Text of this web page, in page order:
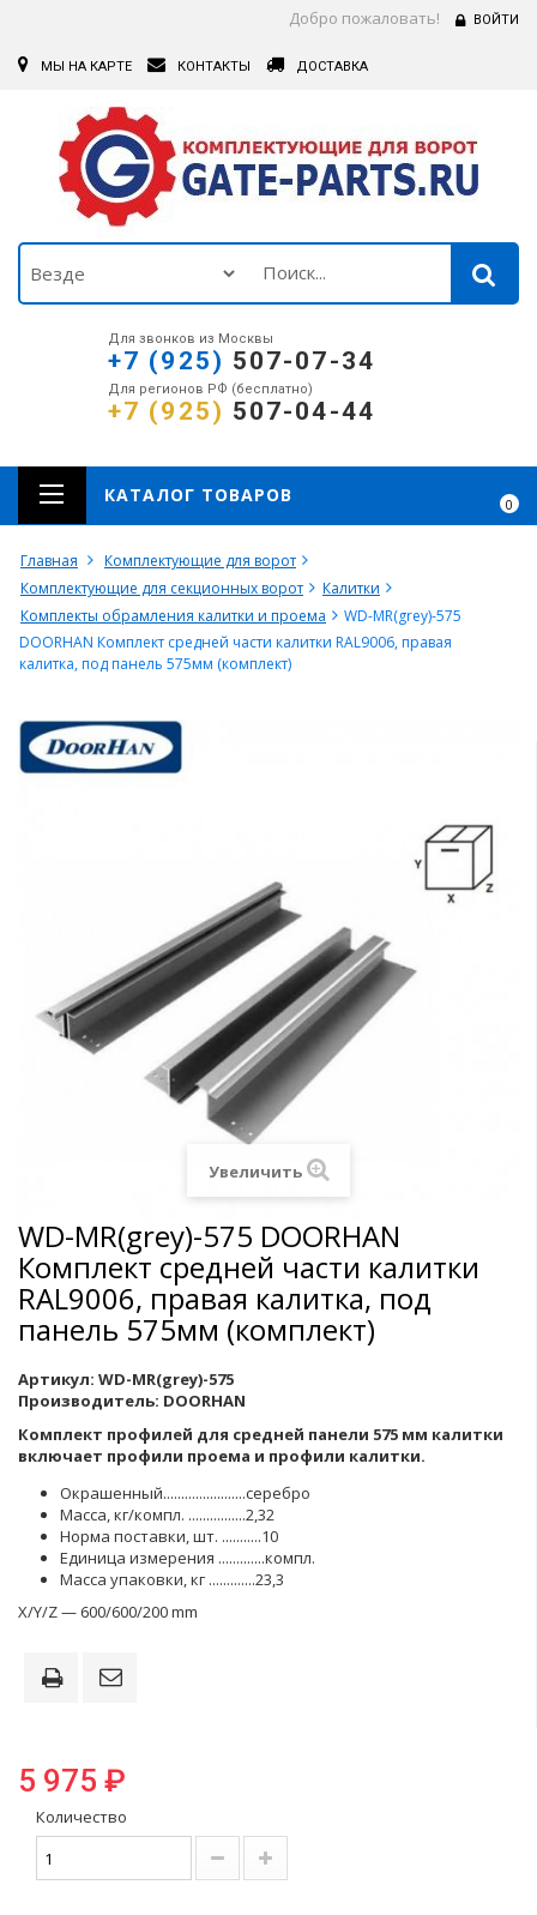
Добро пожаловать! ВОЙТИ
МЫ НА КАРТЕ КОНТАКТЫ ДОСТАВКА
Для звонков из Москвы
+7 (925) 507-07-34
Для регионов РФ (бесплатно)
+7 (925) 507-04-44
0
КАТАЛОГ ТОВАРОВ
Главная
Комплектующие для ворот
Комплектующие для секционных ворот
Калитки
Комплекты обрамления калитки и проема
WD-MR(grey)-575
DOORHAN Комплект средней части калитки RAL9006, правая
калитка, под панель 575мм (комплект)
Увеличить
WD-MR(grey)-575 DOORHAN
Комплект средней части калитки
RAL9006, правая калитка, под
панель 575мм (комплект)
Артикул: WD-MR(grey)-575
Производитель: DOORHAN
Комплект профилей для средней панели 575 мм калитки
включает профили проема и профили калитки.
Окрашенный.......................серебро
Масса, кг/компл. ................2,32
Норма поставки, шт. ...........10
Единица измерения .............компл.
Масса упаковки, кг .............23,3
X/Y/Z — 600/600/200 mm
5 975 ₽
Количество